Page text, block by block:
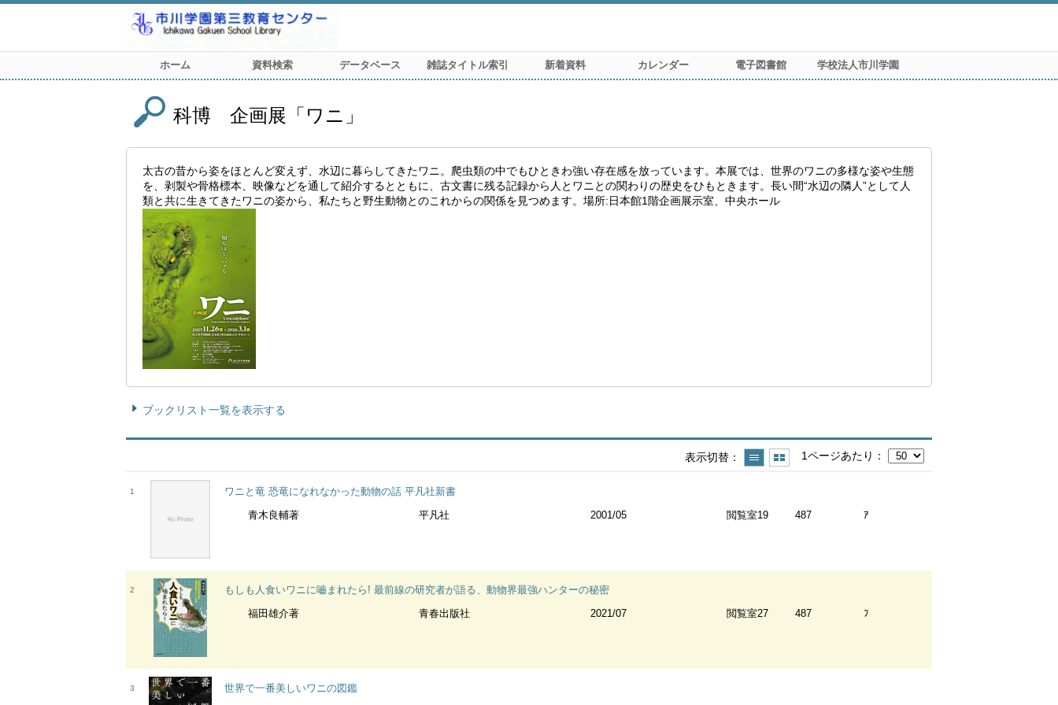
ホーム 資料検索 データベース 雑誌タイトル索引 新着資料 カレンダー 電子図書館 学校法人市川学園
科博 企画展「ワニ」
太古の昔から姿をほとんど変えず、水辺に暮らしてきたワニ。爬虫類の中でもひときわ強い存在感を放っています。本展では、世界のワニの多様な姿や生態
を、剥製や骨格標本、映像などを通して紹介するとともに、古文書に残る記録から人とワニとの関わりの歴史をひもときます。長い間“水辺の隣人”として人
類と共に生きてきたワニの姿から、私たちと野生動物とのこれからの関係を見つめます。場所:日本館1階企画展示室、中央ホール
ブックリスト一覧を表示する
表示切替 1ページあたり
1
ワニと竜 恐竜になれなかった動物の話 平凡社新書
青木良輔著
平凡社 2001/05 閲覧室19 487 ｱ
2
もしも人食いワニに嚙まれたら! 最前線の研究者が語る、動物界最強ハンターの秘密
福田雄介著
青春出版社 2021/07 閲覧室27 487 ﾌ
3 世界で一番美しいワニの図鑑